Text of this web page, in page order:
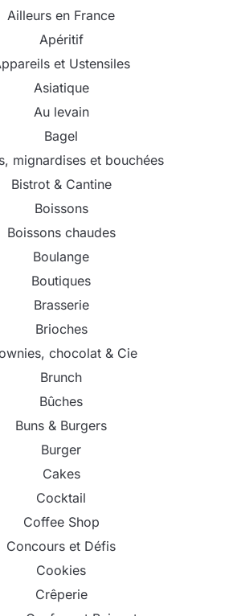
Ailleurs en France
Apéritif
et Ustensiles
Asiatique
Au levain
Bagel
mignardises et bouchées
Bistrot & Cantine
Boissons
Boissons chaudes
Boulange
Boutiques
Brasserie
Brioches
chocolat & Cie
Brunch
Bûches
Buns & Burgers
Burger
Cakes
Cocktail
Coffee Shop
Concours et Défis
Cookies
Crêperie